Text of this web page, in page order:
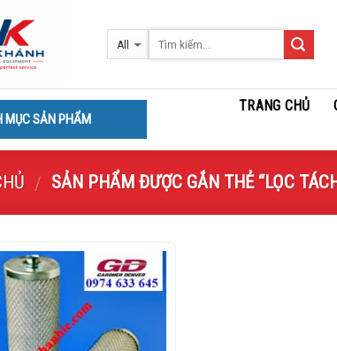
MỤC SẢN PHẨM
TRANG CHỦ
/ SẢN PHẨM ĐƯỢC GẮN THẺ “LỌC